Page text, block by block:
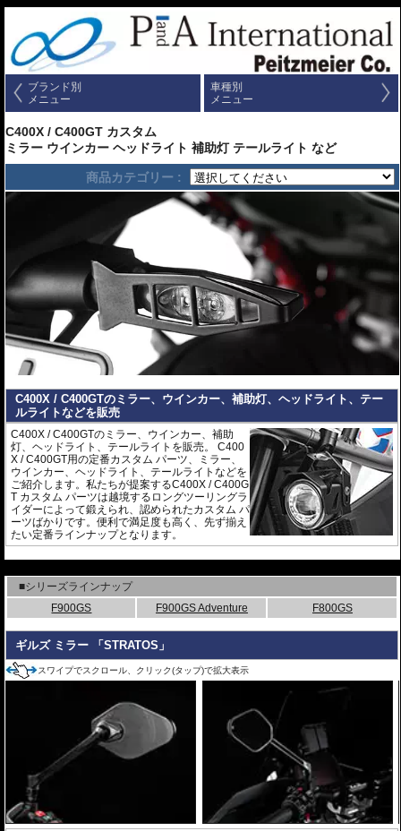
ブランド別
メニュー
車種別
メニュー
C400X / C400GT カスタム
ミラー ウインカー ヘッドライト 補助灯 テールライト など
商品カテゴリー :
C400X / C400GTのミラー、ウインカー、補助灯、ヘッドライト、テー
ルライトなどを販売
C400X / C400GTのミラー、ウインカー、補助
灯、ヘッドライト、テールライトを販売。 C400
X / C400GT用の定番カスタム パーツ、ミラー、
ウインカー、ヘッドライト、テールライトなどを
ご紹介します。私たちが提案するC400X / C400G
T カスタム パーツは越境するロングツーリングラ
イダーによって鍛えられ、認められたカスタム パ
ーツばかりです。便利で満足度も高く、先ず揃え
たい定番ラインナップとなります。
■シリーズラインナップ
F900GS
F900GS Adventure F800GS
ギルズ ミラー 「STRATOS」
スワイプでスクロール、クリック(タップ)で拡大表示